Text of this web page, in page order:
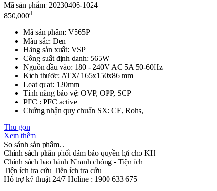
Mã sản phẩm: 20230406-1024
850,000đ
Mã sản phẩm: V565P
Màu sắc: Đen
Hãng sản xuất: VSP
Công suất định danh: 565W
Nguồn đầu vào: 180 - 240V AC 5A 50-60Hz
Kích thước: ATX/ 165x150x86 mm
Loạt quạt: 120mm
Tính năng bảo vệ: OVP, OPP, SCP
PFC : PFC active
Chứng nhận quy chuẩn SX: CE, Rohs,
Thu gọn
Xem thêm
So sánh sản phẩm...
Chính sách phân phối đảm bảo quyền lợi cho KH
Chính sách bảo hành Nhanh chóng - Tiện ích
Tiện ích tra cứu Tiện ích tra cứu
Hỗ trợ kỹ thuật 24/7 Holine : 1900 633 675